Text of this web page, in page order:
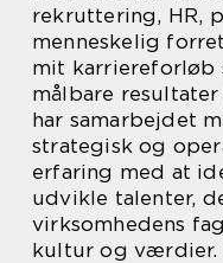
rekruttering, HR,
menneskelig
mit karriereforløb
målbare
har samarbejdet
strategisk og
erfaring med at
udvikle talenter,
virksomhedens
kultur og værdier.